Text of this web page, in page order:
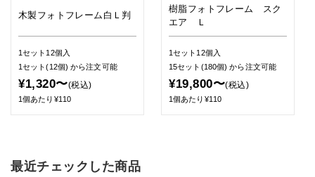
木製フォトフレーム白Ｌ判
1セット12個入
1セット(12個)から注文可能
¥1,320〜(税込)
1個あたり¥110
樹脂フォトフレーム スク
エア Ｌ
1セット12個入
15セット(180個)から注文可能
¥19,800〜(税込)
1個あたり¥110
最近チェックした商品